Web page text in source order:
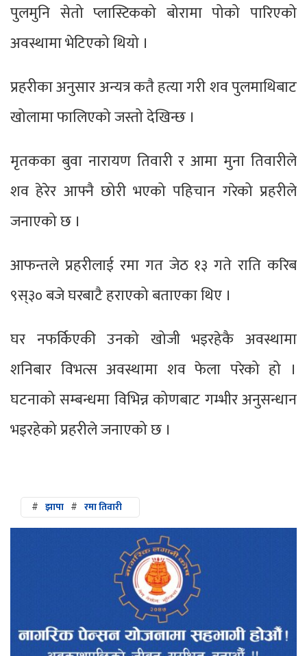
पुलमुनि सेतो प्लास्टिकको बोरामा पोको पारिएको
अवस्थामा भेटिएको थियो ।
प्रहरीका अनुसार अन्यत्र कतै हत्या गरी शव पुलमाथिबाट
खोलामा फालिएको जस्तो देखिन्छ ।
मृतकका बुवा नारायण तिवारी र आमा मुना तिवारीले
शव हेरेर आफ्नै छोरी भएको पहिचान गरेको प्रहरीले
जनाएको छ ।
आफन्तले प्रहरीलाई रमा गत जेठ १३ गते राति करिब
९स्३० बजे घरबाटै हराएको बताएका थिए ।
घर नफर्किएकी उनको खोजी भइरहेकै अवस्थामा
शनिबार विभत्स अवस्थामा शव फेला परेको हो ।
घटनाको सम्बन्धमा विभिन्न कोणबाट गम्भीर अनुसन्धान
भइरहेको प्रहरीले जनाएको छ ।
# झापा # रमा तिवारी